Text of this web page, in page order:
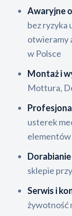
Awaryjne
bez ryzyka
otwieramy
w Polsce
Montaż i
Mottura,
usterek
elementów
sklepie
Serwis i
żywotność